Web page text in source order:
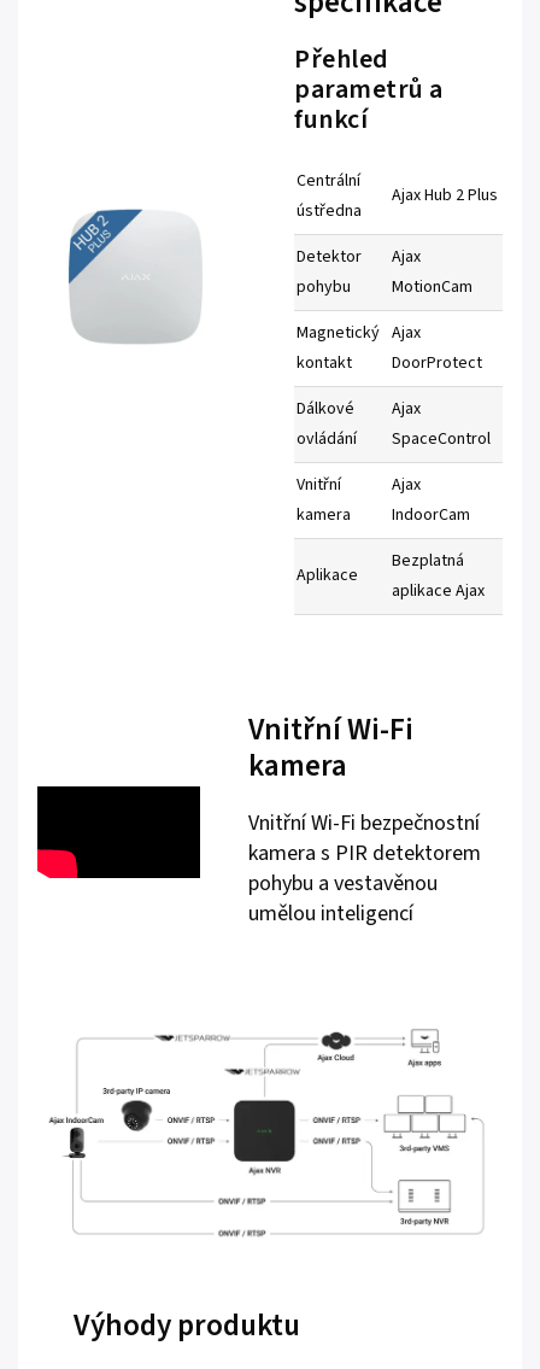
Přehled
parametrů a
funkcí
Centrální
ústředna
Ajax Hub 2 Plus
Detektor
pohybu
Ajax
MotionCam
Magnetický
kontakt
Ajax
DoorProtect
Dálkové
ovládání
Ajax
SpaceControl
Vnitřní
kamera
Ajax
IndoorCam
Aplikace
Bezplatná
aplikace Ajax
Vnitřní Wi-Fi
kamera
Vnitřní Wi-Fi bezpečnostní
kamera s PIR detektorem
pohybu a vestavěnou
umělou inteligencí
Výhody produktu